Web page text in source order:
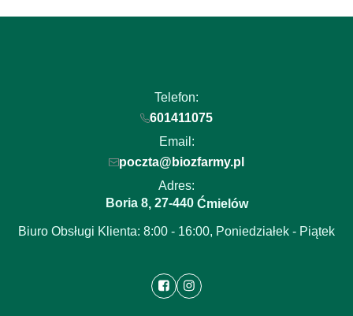
Telefon:
601411075
Email:
poczta@biozfarmy.pl
Adres:
Boria 8, 27-440Ćmielów
Biuro Obsługi Klienta: 8:00 - 16:00, Poniedziałek - Piątek